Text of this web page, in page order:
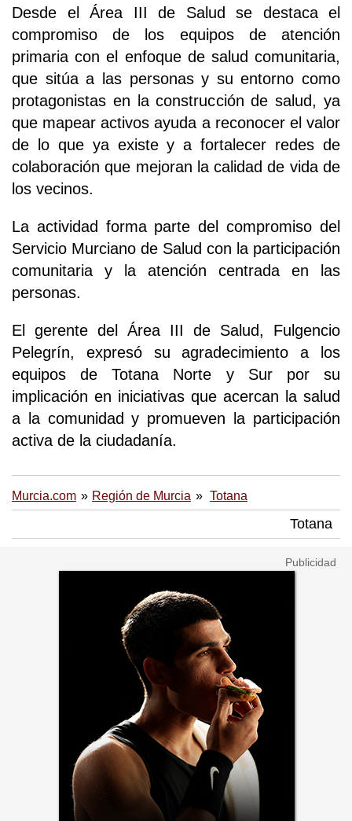
Desde el Área III de Salud se destaca el
compromiso de los equipos de atención
primaria con el enfoque de salud comunitaria,
que sitúa a las personas y su entorno como
protagonistas en la construcción de salud, ya
que mapear activos ayuda a reconocer el valor
de lo que ya existe y a fortalecer redes de
colaboración que mejoran la calidad de vida de
los vecinos.
La actividad forma parte del compromiso del
Servicio Murciano de Salud con la participación
comunitaria y la atención centrada en las
personas.
El gerente del Área III de Salud, Fulgencio
Pelegrín, expresó su agradecimiento a los
equipos de Totana Norte y Sur por su
implicación en iniciativas que acercan la salud
a la comunidad y promueven la participación
activa de la ciudadanía.
Murcia.com Región de Murcia Totana
Totana